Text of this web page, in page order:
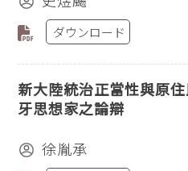
ダウンロード
新大陸統治正當性與原
牙思想家之論辯
徐胤承